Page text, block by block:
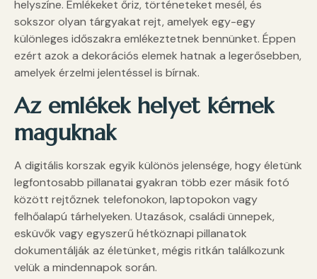
helyszíne. Emlékeket őriz, történeteket mesél, és
sokszor olyan tárgyakat rejt, amelyek egy-egy
különleges időszakra emlékeztetnek bennünket. Éppen
ezért azok a dekorációs elemek hatnak a legerősebben,
amelyek érzelmi jelentéssel is bírnak.
Az emlékek helyet kérnek
maguknak
A digitális korszak egyik különös jelensége, hogy életünk
legfontosabb pillanatai gyakran több ezer másik fotó
között rejtőznek telefonokon, laptopokon vagy
felhőalapú tárhelyeken. Utazások, családi ünnepek,
esküvők vagy egyszerű hétköznapi pillanatok
dokumentálják az életünket, mégis ritkán találkozunk
velük a mindennapok során.